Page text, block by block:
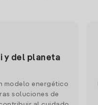
y del planeta
modelo energético
soluciones de